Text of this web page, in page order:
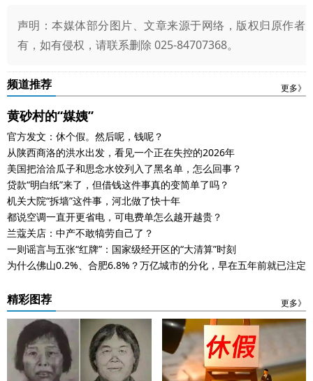
声明：本媒体部分图片、文章来源于网络，版权归原作者
有，如有侵权，请联系删除 025-84707368。
频道推荐 更多》
黄砂村的“媒姨”
官方发文：休个假。然后呢，钱呢？
从陕西商洛的洪水出发，看见一个正在失控的2026年
美国把洽洽瓜子和思念水饺列入了黑名单，怎么回事？
贷款“明白纸”来了，但借钱这件事真的变简单了吗？
机关大院“拆墙”这件事，河北做了快十年
都说空调一直开更省电，可电费单怎么越开越贵？
兰蔻关店：中产不敢犒劳自己了？
一则谣言与五张“红牌”：国家级经开区的“大清算”时刻
为什么佛山0.2%、合肥6.8%？万亿城市的分化，早在五年前就已注定
精彩图荐 更多》